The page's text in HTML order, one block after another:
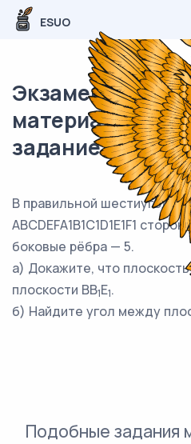
ESUO
материал ЕГЭ /
задание (24) / 67
В правильной
ABCDEFA1B1C1D1E1F1
боковые рёбра — 5.
а) Докажите, что
плоскости BB1E1.
б) Найдите угол между
Подобные задания